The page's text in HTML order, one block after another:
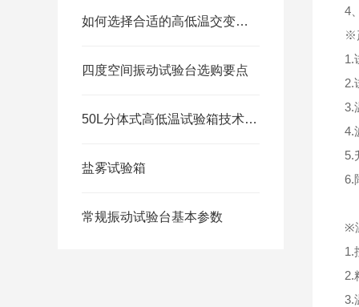
如何选择合适的高低温交变试验箱型号
四度空间振动试验台选购要点
50L分体式高低温试验箱技术指标
盐雾试验箱
常规振动试验台基本参数
4
※
1.
2.
3.
4.
5.
6.
※
1.
2.
3.